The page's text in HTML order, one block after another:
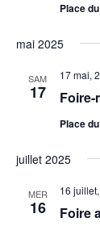
Place
mai 2025
SAM
17 Foire-
17 mai,
Place
juillet 2025
MER
16 Foire
16